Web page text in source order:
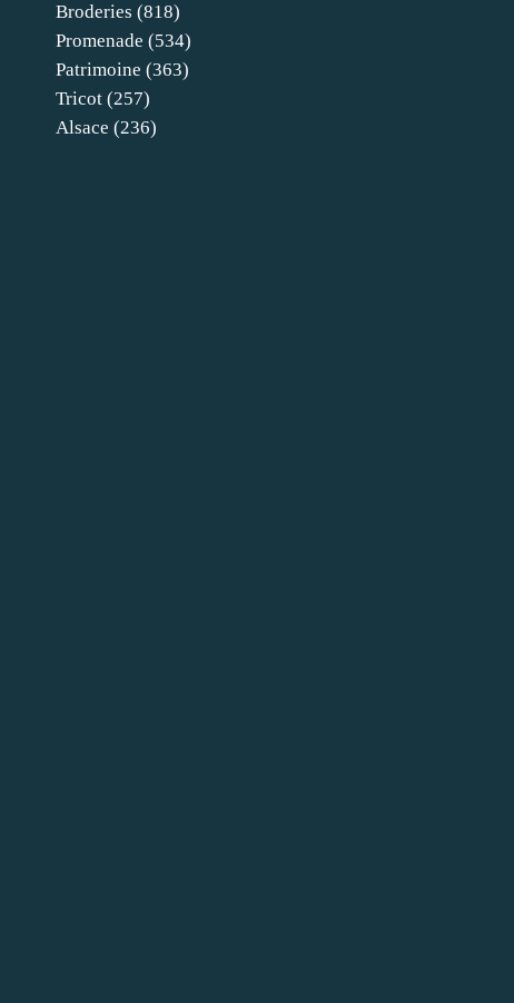
Broderies (818)
Promenade (534)
Patrimoine (363)
Tricot (257)
Alsace (236)